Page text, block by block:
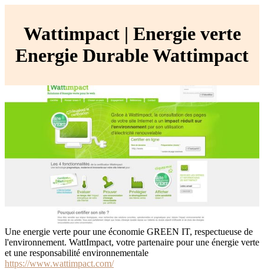
Wattimpact | Energie verte
Energie Durable Wattimpact
Une energie verte pour une économie GREEN IT, respectueuse de
l'environnement. WattImpact, votre partenaire pour une énergie verte
et une responsabilité environnementale
https://www.wattimpact.com/